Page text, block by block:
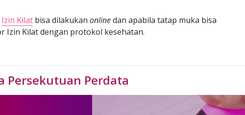
Izin Kilat bisa dilakukan onlinedan apabila tatap muka bisa
Izin Kilat dengan protokol kesehatan.
Persekutuan Perdata